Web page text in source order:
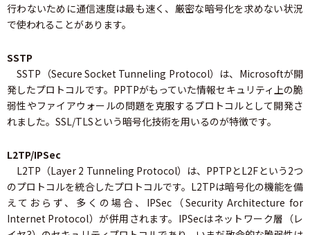
行わないために通信速度は最も速く、厳密な暗号化を求めない状況
で使われることがあります。
SSTP
SSTP（Secure Socket Tunneling Protocol）は、Microsoftが開
発したプロトコルです。PPTPがもっていた情報セキュリティ上の脆
弱性やファイアウォールの問題を克服するプロトコルとして開発さ
れました。SSL/TLSという暗号化技術を用いるのが特徴です。
L2TP/IPSec
L2TP（Layer 2 Tunneling Protocol）は、PPTPとL2Fという2つ
のプロトコルを統合したプロトコルです。L2TPは暗号化の機能を備
えておらず、多くの場合、IPSec（Security Architecture for
Internet Protocol）が併用されます。IPSecはネットワーク層（レ